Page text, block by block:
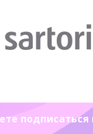
подписаться